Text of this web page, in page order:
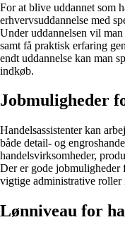
For at blive uddannet som
erhvervsuddannelse med
Under uddannelsen vil
samt få praktisk erfaring
endt uddannelse kan man
indkøb.
Jobmuligheder
Handelsassistenter kan
både detail- og
handelsvirksomheder,
Der er gode jobmuligheder
vigtige administrative roller
Lønniveau for